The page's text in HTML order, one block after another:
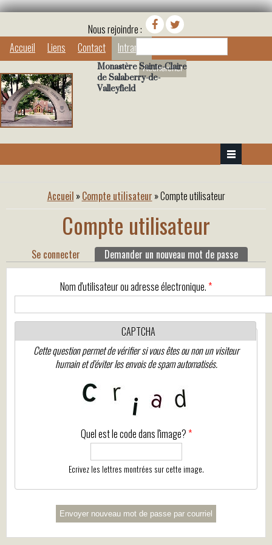
Nous rejoindre :
Accueil Liens Contact Intranet
Monastère Sainte-Claire
de Salaberry-de-
Valleyfield
Vous êtes ici
Accueil »Compte utilisateur » Compte utilisateur
Compte utilisateur
Onglets principaux
Se connecter Demander un nouveau mot de passe(onglet
Nom d'utilisateur ou adresse électronique.*
CAPTCHA
Cette question permet de vérifier si vous êtes ou non un visiteur
humain et d'éviter les envois de spam automatisés.
Quel est le code dans l'image?*
Ecrivez les lettres montrées sur cette image.